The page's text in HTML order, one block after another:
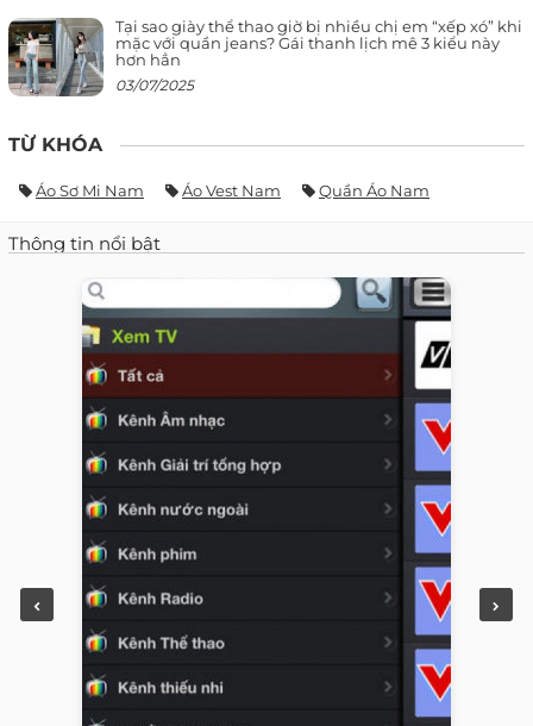
Tại sao giày thể thao giờ bị nhiều chị em “xếp xó” khi
mặc với quần jeans? Gái thanh lịch mê 3 kiểu này
hơn hẳn
03/07/2025
TỪ KHÓA
Áo Sơ Mi Nam Áo Vest Nam Quần Áo Nam
Thông tin nổi bật